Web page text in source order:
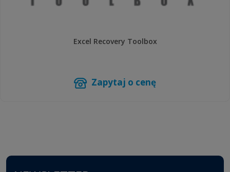
Excel Recovery Toolbox
Zapytaj o cenę